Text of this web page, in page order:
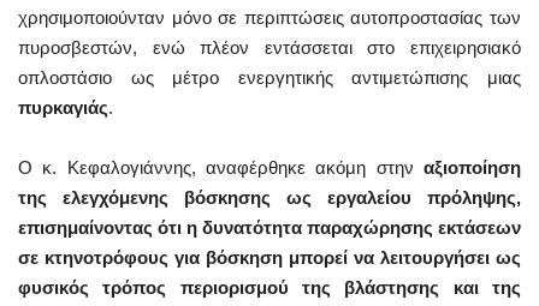
χρησιμοποιούνταν μόνο σε περιπτώσεις αυτοπροστασίας των
πυροσβεστών, ενώ πλέον εντάσσεται στο επιχειρησιακό
οπλοστάσιο ως μέτρο ενεργητικής αντιμετώπισης μιας
πυρκαγιάς.
Ο κ. Κεφαλογιάννης, αναφέρθηκε ακόμη στην αξιοποίηση
της ελεγχόμενης βόσκησης ως εργαλείου πρόληψης,
επισημαίνοντας ότι η δυνατότητα παραχώρησης εκτάσεων
σε κτηνοτρόφους για βόσκηση μπορεί να λειτουργήσει ως
φυσικός τρόπος περιορισμού της βλάστησης και της